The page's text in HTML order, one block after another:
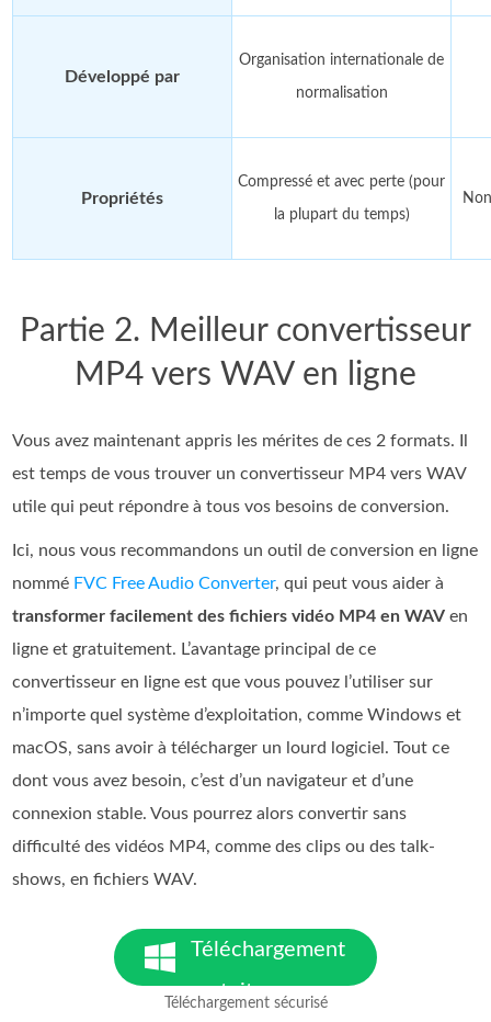
Développé par
Organisation internationale de
normalisation
Propriétés
Compressé et avec perte (pour
la plupart du temps)
Partie 2. Meilleur convertisseur
MP4 vers WAV en ligne
Vous avez maintenant appris les mérites de ces 2 formats. Il
est temps de vous trouver un convertisseur MP4 vers WAV
utile qui peut répondre à tous vos besoins de conversion.
Ici, nous vous recommandons un outil de conversion en ligne
nommé FVC Free Audio Converter, qui peut vous aider à
transformer facilement des fichiers vidéo MP4 en WAV en
ligne et gratuitement. L’avantage principal de ce
convertisseur en ligne est que vous pouvez l’utiliser sur
n’importe quel système d’exploitation, comme Windows et
macOS, sans avoir à télécharger un lourd logiciel. Tout ce
dont vous avez besoin, c’est d’un navigateur et d’une
connexion stable. Vous pourrez alors convertir sans
difficulté des vidéos MP4, comme des clips ou des talk-
shows, en fichiers WAV.
Téléchargement
gratuit
pour Windows 7 ou version
Téléchargement sécurisé